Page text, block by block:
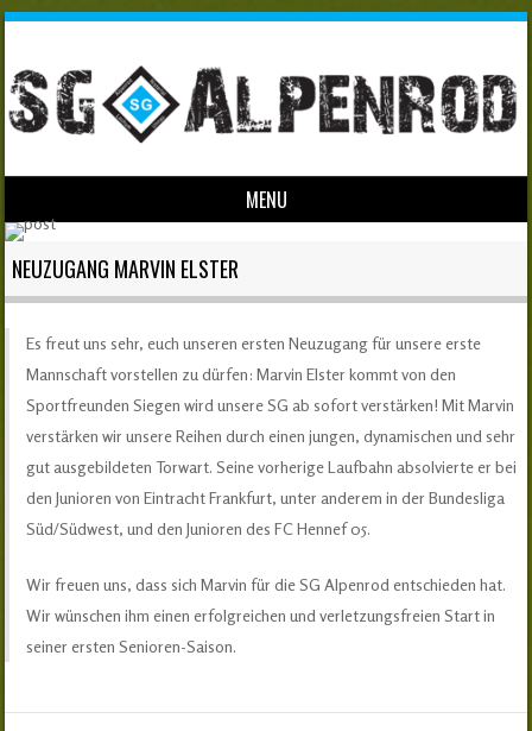
MENU
Skip to content
NEUZUGANG MARVIN ELSTER
Es freut uns sehr, euch unseren ersten Neuzugang für unsere erste
Mannschaft vorstellen zu dürfen: Marvin Elster kommt von den
Sportfreunden Siegen wird unsere SG ab sofort verstärken! Mit Marvin
verstärken wir unsere Reihen durch einen jungen, dynamischen und sehr
gut ausgebildeten Torwart. Seine vorherige Laufbahn absolvierte er bei
den Junioren von Eintracht Frankfurt, unter anderem in der Bundesliga
Süd/Südwest, und den Junioren des FC Hennef 05.
Wir freuen uns, dass sich Marvin für die SG Alpenrod entschieden hat.
Wir wünschen ihm einen erfolgreichen und verletzungsfreien Start in
seiner ersten Senioren-Saison.